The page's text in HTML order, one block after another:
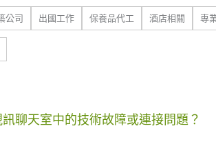
公司 出國工作 保養品代工 酒店相關 專
聊天室中的技術故障或連接問題？